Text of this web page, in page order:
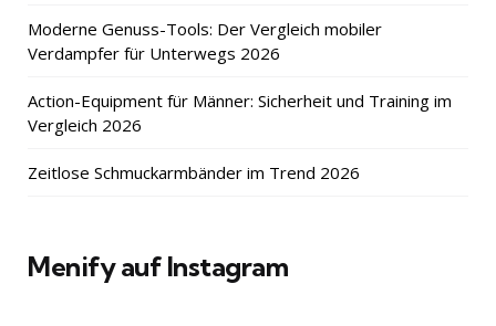
Moderne Genuss-Tools: Der Vergleich mobiler
Verdampfer für Unterwegs 2026
Action-Equipment für Männer: Sicherheit und Training im
Vergleich 2026
Zeitlose Schmuckarmbänder im Trend 2026
Menify auf Instagram